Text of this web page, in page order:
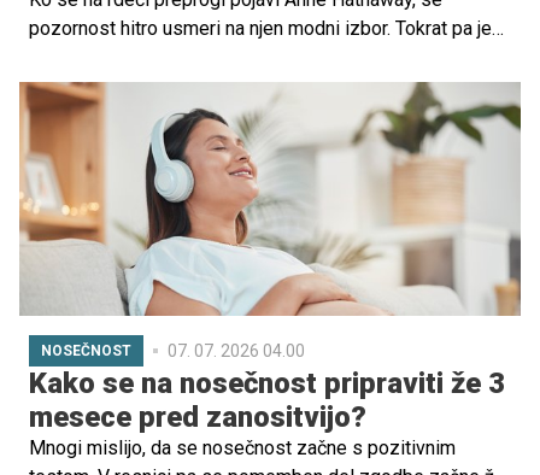
pozornost hitro usmeri na njen modni izbor. Tokrat pa je
pokazala, da lahko nosečniški slog združuje eleganco,
samozavest in visoko modo. Največ navdušenja je požela
v sanjski modri obleki, ki je poudarila njen nosečniški sijaj.
NOSEČNOST 07. 07. 2026 04.00
Kako se na nosečnost pripraviti že 3
mesece pred zanositvijo?
Mnogi mislijo, da se nosečnost začne s pozitivnim